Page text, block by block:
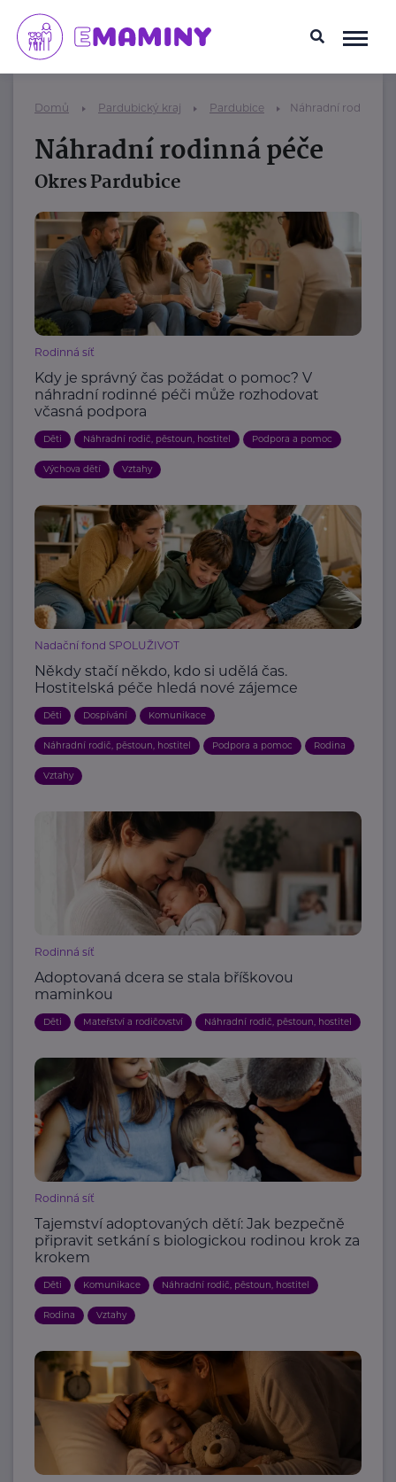
Domů Pardubický kraj Pardubice Náhradní rodinná
Náhradní rodinná péče
Okres Pardubice
Rodinná síť
Kdy je správný čas požádat o pomoc? V
náhradní rodinné péči může rozhodovat
včasná podpora
Děti Náhradní rodič, pěstoun, hostitel Podpora a pomoc
Výchova dětí Vztahy
Nadační fond SPOLUŽIVOT
Někdy stačí někdo, kdo si udělá čas.
Hostitelská péče hledá nové zájemce
Děti Dospívání Komunikace
Náhradní rodič, pěstoun, hostitel Podpora a pomoc Rodina
Vztahy
Rodinná síť
Adoptovaná dcera se stala bříškovou
maminkou
Děti Mateřství a rodičovství Náhradní rodič, pěstoun, hostitel
Rodinná síť
Tajemství adoptovaných dětí: Jak bezpečně
připravit setkání s biologickou rodinou krok za
krokem
Děti Komunikace Náhradní rodič, pěstoun, hostitel
Rodina Vztahy